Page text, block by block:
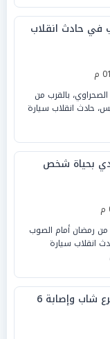
في حادث انقلاب
بالقرب من
حادث انقلاب سيارة
بحياة شخص
رمضان أمام الصوب
انقلاب سيارة
حادث انقلاب مروع وراء مصرع شاب وإصابة 6